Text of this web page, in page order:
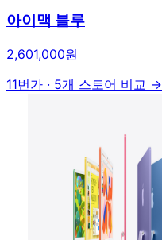
아이맥 블루
2,601,000원
11번가 · 5개 스토어 비교 →